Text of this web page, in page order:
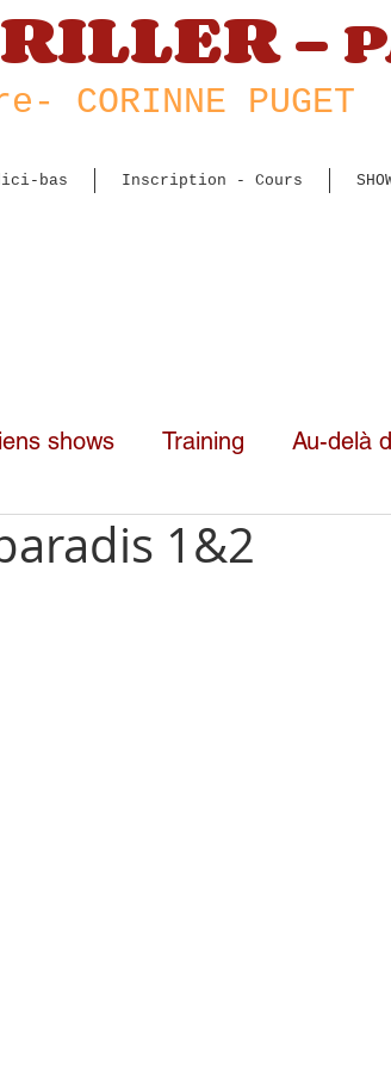
-
- CORINNE PUGET
bas Inscription - Cours
shows Training Au-delà
1&2